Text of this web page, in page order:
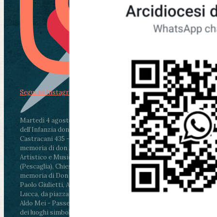
Martedì 4 agosto2026
ore 11:30 - Lucca, Scuola
dell’Infanzia don Aldo Mei - Viale Castruccio
Castracani 435 - Inaugurazione murales in
memoria di don Aldo Mei curato dal Liceo
Artistico e Musicale “Passaglia”
ore 18 - Fiano
(Pescaglia), Chiesa parrocchiale - Messa in
memoria di Don Aldo Mei celebrata da mons.
Paolo Giulietti, Arcivescovo di Lucca
ore 20.30 -
Lucca, da piazza San Michele al Cippo di don
Aldo Mei - Passeggiata della Memoria in alcuni
dei luoghi simbolo della città. Ritrovo alle ore
Segui su Instagram